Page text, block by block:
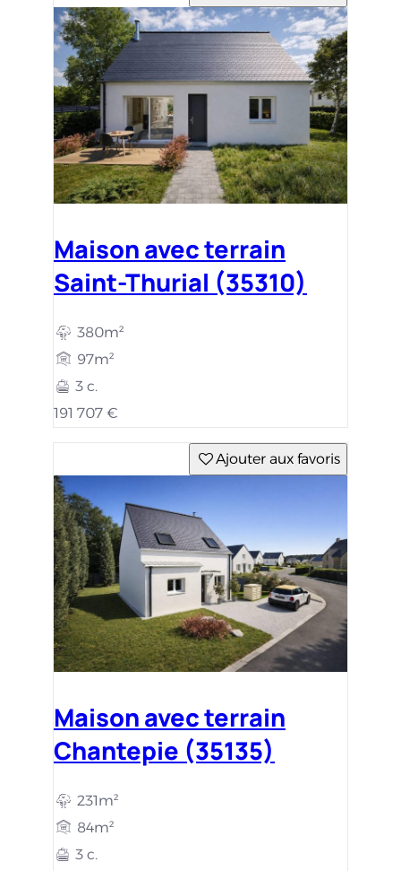
Maison avec terrain
Saint-Thurial (35310)
380m²
97m²
3 c.
191 707 €
Ajouter aux favoris
Maison avec terrain
Chantepie (35135)
231m²
84m²
3 c.